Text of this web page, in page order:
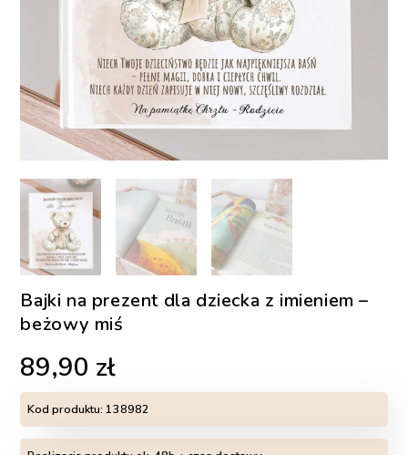
Bajki na prezent dla dziecka z imieniem –
beżowy miś
89,90 zł
Kod produktu: 138982